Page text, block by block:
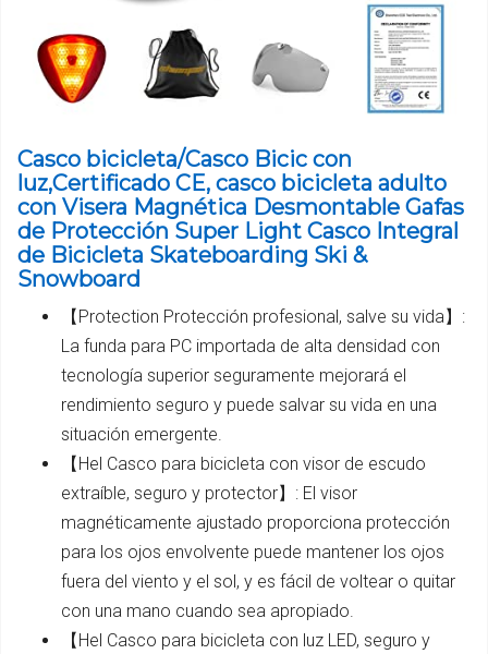
Casco bicicleta/Casco Bicic con
luz,Certificado CE, casco bicicleta adulto
con Visera Magnética Desmontable Gafas
de Protección Super Light Casco Integral
de Bicicleta Skateboarding Ski &
Snowboard
【Protection Protección profesional, salve su vida】:
La funda para PC importada de alta densidad con
tecnología superior seguramente mejorará el
rendimiento seguro y puede salvar su vida en una
situación emergente.
【Hel Casco para bicicleta con visor de escudo
extraíble, seguro y protector】: El visor
magnéticamente ajustado proporciona protección
para los ojos envolvente puede mantener los ojos
fuera del viento y el sol, y es fácil de voltear o quitar
con una mano cuando sea apropiado.
【Hel Casco para bicicleta con luz LED, seguro y